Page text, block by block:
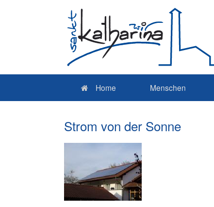
Home Menschen
Strom von der Sonne